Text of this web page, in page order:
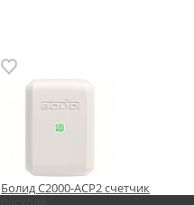
Болид С2000-АСР2 счетчик